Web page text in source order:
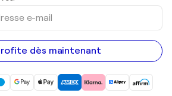
dès maintenant